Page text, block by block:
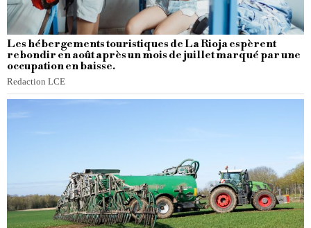
Les hébergements touristiques de La Rioja espèrent
rebondir en août après un mois de juillet marqué par une
occupation en baisse.
Redaction LCE